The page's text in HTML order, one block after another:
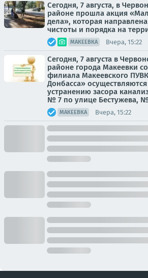
Сегодня, 7 августа, в
районе прошла акция
дела», которая
чистоты и порядка на
МАКЕЕВКА Вчера, 15:22
Сегодня, 7 августа в
районе города Макеевки
филиала Макеевского
Донбасса»
устранению засора
№ 7 по улице Бестужева,
МАКЕЕВКА Вчера, 15:22